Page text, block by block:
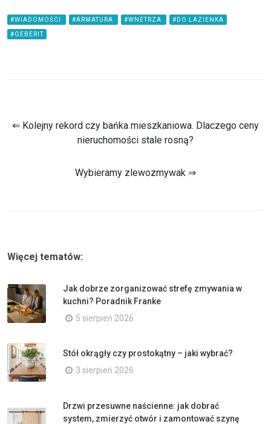
#WIADOMOŚCI #ARMATURA #WNETRZA #DO LAZIENKA
#GEBERIT
⇐ Kolejny rekord czy bańka mieszkaniowa. Dlaczego ceny
nieruchomości stale rosną?
Wybieramy zlewozmywak ⇒
Więcej tematów:
Jak dobrze zorganizować strefę zmywania w
kuchni? Poradnik Franke
5 sierpień 2026
Stół okrągły czy prostokątny – jaki wybrać?
3 sierpień 2026
Drzwi przesuwne naścienne: jak dobrać
system, zmierzyć otwór i zamontować szynę